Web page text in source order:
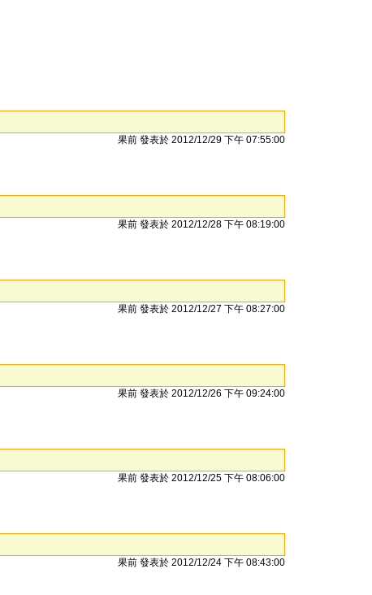
果前 發表於 2012/12/29 下午 07:55:00
果前 發表於 2012/12/28 下午 08:19:00
果前 發表於 2012/12/27 下午 08:27:00
果前 發表於 2012/12/26 下午 09:24:00
果前 發表於 2012/12/25 下午 08:06:00
果前 發表於 2012/12/24 下午 08:43:00